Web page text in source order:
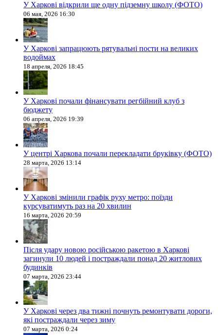
У Харкові відкрили ще одну підземну школу (ФОТО)
06 мая, 2026 16:30
У Харкові запрацюють рятувальні пости на великих
водоймах
18 апреля, 2026 18:45
У Харкові почали фінансувати регбійний клуб з
бюджету
06 апреля, 2026 19:39
У центрі Харкова почали перекладати бруківку (ФОТО)
28 марта, 2026 13:14
У Харкові змінили графік руху метро: поїзди
курсуватимуть раз на 20 хвилин
16 марта, 2026 20:59
Після удару новою російською ракетою в Харкові
загинули 10 людей і постраждали понад 20 житлових
будинків
07 марта, 2026 23:44
У Харкові через два тижні почнуть ремонтувати дороги,
які постраждали через зиму
07 марта, 2026 0:24